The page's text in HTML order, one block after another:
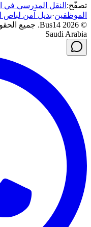
تصفّح: النقل المدرسي في
الموظفين·بديل آمن لباص
©
2026 جميع
Saudi Arabia